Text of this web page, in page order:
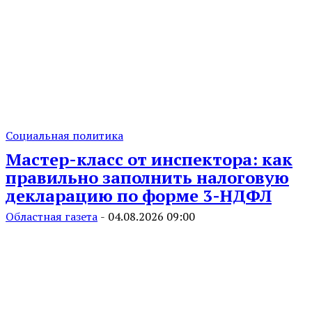
Социальная политика
Мастер-класс от инспектора: как
правильно заполнить налоговую
декларацию по форме 3-НДФЛ
Областная газета - 04.08.2026 09:00